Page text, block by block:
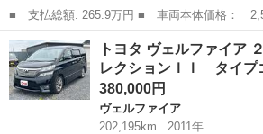
■ 支払総額: 265.9万円 ■ 車両本体価格： 2,527,000 円 ■ メーカ
ー名： トヨタ ■ 車種名： ヴェルファイ
２．５Ｚ Ａエディション ゴールデンアイズ
ー 純正１０...
栃木 那須塩原市 ヴェルファイア
トヨタ ヴェルファイア
レクションＩＩ タイ
380,000円
ヴェルファイア
202,195km
2011年